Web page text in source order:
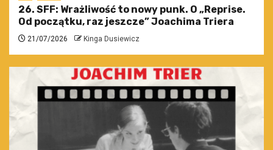
26. SFF: Wrażliwość to nowy punk. O „Reprise.
Od początku, raz jeszcze” Joachima Triera
21/07/2026 Kinga Dusiewicz